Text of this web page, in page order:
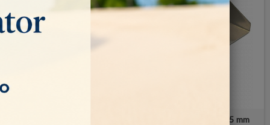
PALETTA RACCOGLI PIETRA 90x65 mm